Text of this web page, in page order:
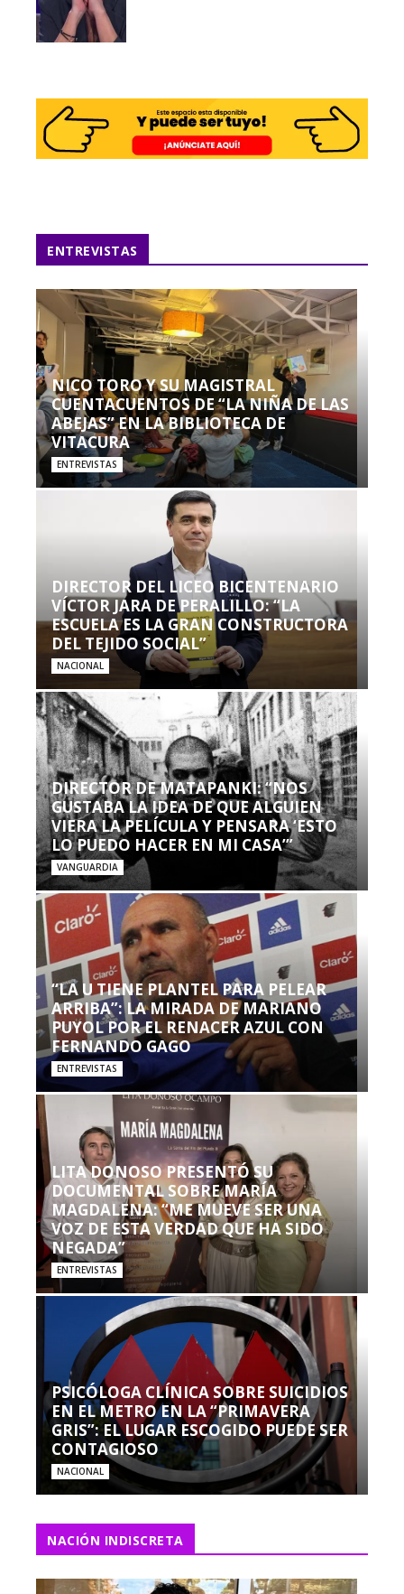
ENTREVISTAS
NICO TORO Y SU MAGISTRAL
CUENTACUENTOS DE “LA NIÑA DE LAS
ABEJAS” EN LA BIBLIOTECA DE
VITACURA
ENTREVISTAS
DIRECTOR DEL LICEO BICENTENARIO
VÍCTOR JARA DE PERALILLO: “LA
ESCUELA ES LA GRAN CONSTRUCTORA
DEL TEJIDO SOCIAL”
NACIONAL
DIRECTOR DE MATAPANKI: “NOS
GUSTABA LA IDEA DE QUE ALGUIEN
VIERA LA PELÍCULA Y PENSARA ‘ESTO
LO PUEDO HACER EN MI CASA’”
VANGUARDIA
“LA U TIENE PLANTEL PARA PELEAR
ARRIBA”: LA MIRADA DE MARIANO
PUYOL POR EL RENACER AZUL CON
FERNANDO GAGO
ENTREVISTAS
LITA DONOSO PRESENTÓ SU
DOCUMENTAL SOBRE MARÍA
MAGDALENA: “ME MUEVE SER UNA
VOZ DE ESTA VERDAD QUE HA SIDO
NEGADA”
ENTREVISTAS
PSICÓLOGA CLÍNICA SOBRE SUICIDIOS
EN EL METRO EN LA “PRIMAVERA
GRIS”: EL LUGAR ESCOGIDO PUEDE SER
CONTAGIOSO
NACIONAL
NACIÓN INDISCRETA